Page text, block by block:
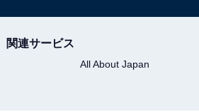
関連サービス
All About Japan